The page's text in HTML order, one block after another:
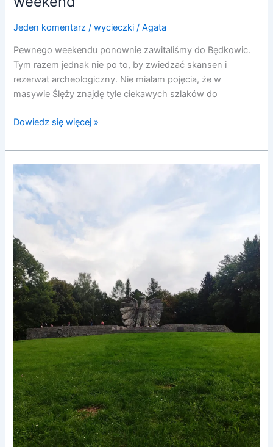
Jeden komentarz /wycieczki /Agata
Pewnego weekendu ponownie zawitaliśmy do Będkowic.
Tym razem jednak nie po to, by zwiedzać skansen i
rezerwat archeologiczny. Nie miałam pojęcia, że w
masywie Ślęży znajdę tyle ciekawych szlaków do
Dowiedz się więcej »
pomysł
na